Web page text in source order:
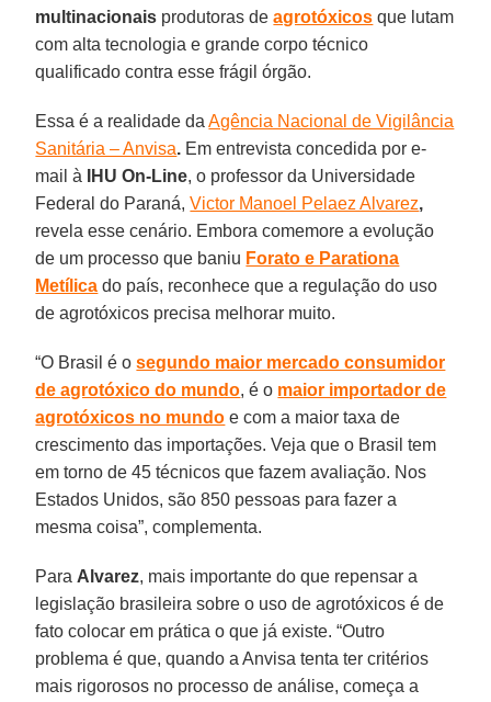
multinacionais produtoras deagrotóxicos que lutam
com alta tecnologia e grande corpo técnico
qualificado contra esse frágil órgão.
Essa é a realidade daAgência Nacional de Vigilância
Sanitária – Anvisa. Em entrevista concedida por e-
mail à
IHU On-Line, o professor da Universidade
Federal do Paraná,Victor Manoel Pelaez Alvarez,
revela esse cenário. Embora comemore a evolução
de um processo que baniu Forato e Parationa
Metílica do país, reconhece que a regulação do uso
de agrotóxicos precisa melhorar muito.
“O Brasil é osegundo maior mercado consumidor
de agrotóxico do mundo, é o maior importador de
agrotóxicos no mundo e com a maior taxa de
crescimento das importações. Veja que o Brasil tem
em torno de 45 técnicos que fazem avaliação. Nos
Estados Unidos, são 850 pessoas para fazer a
mesma coisa”, complementa.
Para Alvarez, mais importante do que repensar a
legislação brasileira sobre o uso de agrotóxicos é de
fato colocar em prática o que já existe. “Outro
problema é que, quando a Anvisa tenta ter critérios
mais rigorosos no processo de análise, começa a